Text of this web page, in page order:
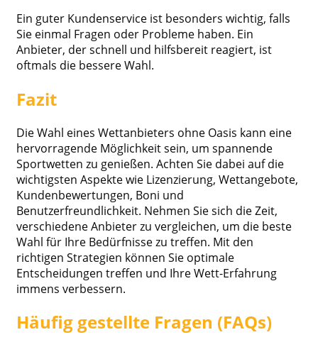
Ein guter Kundenservice ist besonders wichtig, falls
Sie einmal Fragen oder Probleme haben. Ein
Anbieter, der schnell und hilfsbereit reagiert, ist
oftmals die bessere Wahl.
Fazit
Die Wahl eines Wettanbieters ohne Oasis kann eine
hervorragende Möglichkeit sein, um spannende
Sportwetten zu genießen. Achten Sie dabei auf die
wichtigsten Aspekte wie Lizenzierung, Wettangebote,
Kundenbewertungen, Boni und
Benutzerfreundlichkeit. Nehmen Sie sich die Zeit,
verschiedene Anbieter zu vergleichen, um die beste
Wahl für Ihre Bedürfnisse zu treffen. Mit den
richtigen Strategien können Sie optimale
Entscheidungen treffen und Ihre Wett-Erfahrung
immens verbessern.
Häufig gestellte Fragen (FAQs)